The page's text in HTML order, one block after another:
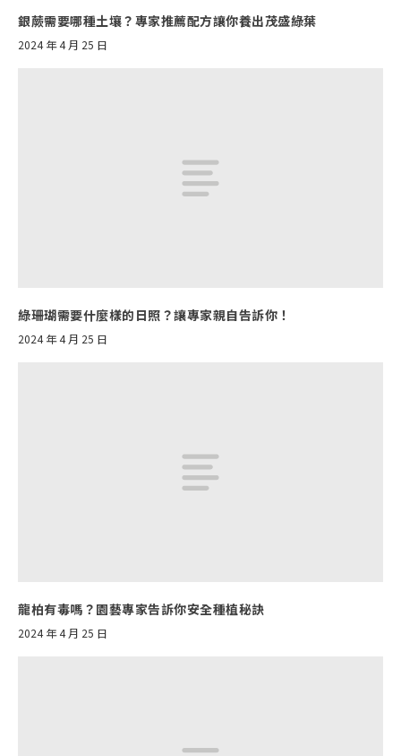
銀蕨需要哪種土壤？專家推薦配方讓你養出茂盛綠葉
2024 年 4 月 25 日
綠珊瑚需要什麼樣的日照？讓專家親自告訴你！
2024 年 4 月 25 日
龍柏有毒嗎？園藝專家告訴你安全種植秘訣
2024 年 4 月 25 日